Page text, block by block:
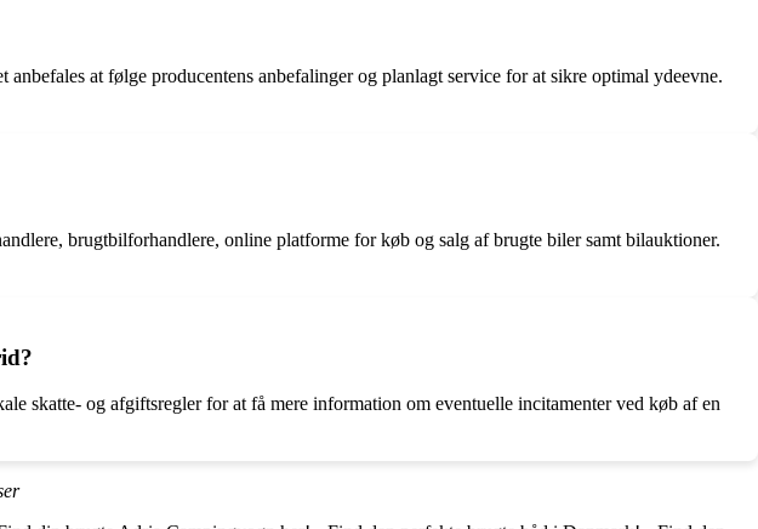
at følge producentens anbefalinger og planlagt service for at sikre optimal ydeevne.
brugtbilforhandlere, online platforme for køb og salg af brugte biler samt bilauktioner.
skatte- og afgiftsregler for at få mere information om eventuelle incitamenter ved køb af en